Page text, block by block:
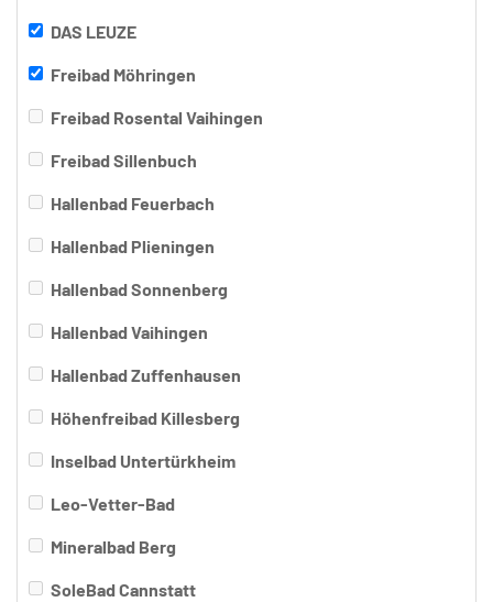
DAS LEUZE
Freibad Möhringen
Freibad Rosental Vaihingen
Freibad Sillenbuch
Hallenbad Feuerbach
Hallenbad Plieningen
Hallenbad Sonnenberg
Hallenbad Vaihingen
Hallenbad Zuffenhausen
Höhenfreibad Killesberg
Inselbad Untertürkheim
Leo-Vetter-Bad
Mineralbad Berg
SoleBad Cannstatt